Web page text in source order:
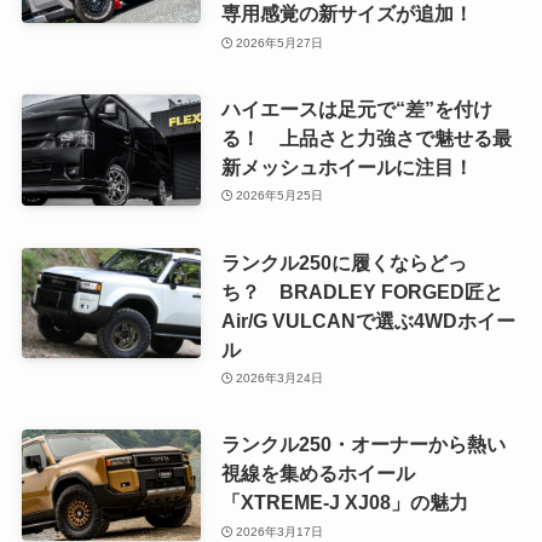
専用感覚の新サイズが追加！
2026年5月27日
ハイエースは足元で“差”を付け
る！ 上品さと力強さで魅せる最
新メッシュホイールに注目！
2026年5月25日
ランクル250に履くならどっ
ち？ BRADLEY FORGED匠と
Air/G VULCANで選ぶ4WDホイー
ル
2026年3月24日
ランクル250・オーナーから熱い
視線を集めるホイール
「XTREME-J XJ08」の魅力
2026年3月17日